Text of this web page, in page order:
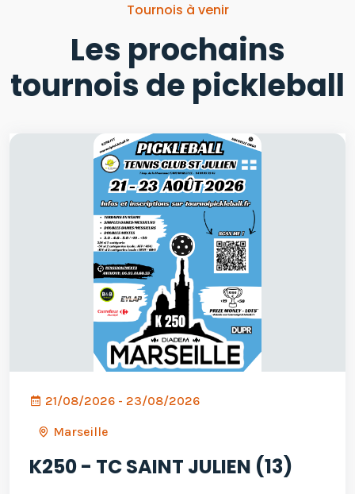
Tournois à venir
Les prochains
tournois de pickleball
21/08/2026 - 23/08/2026
Marseille
K250 - TC SAINT JULIEN (13)